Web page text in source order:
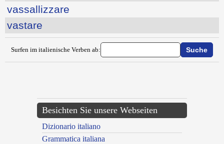
vassallizzare
vastare
Surfen im italienische Verben ab:
Besichten Sie unsere Webseiten
Dizionario italiano
Grammatica italiana